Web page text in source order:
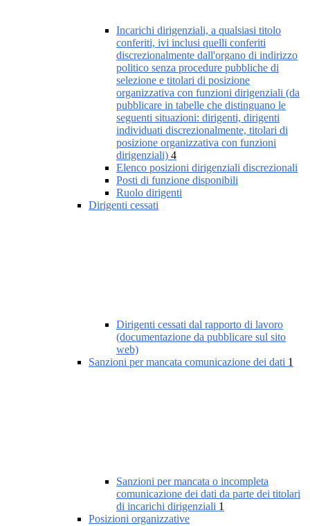
Incarichi dirigenziali, a qualsiasi titolo
conferiti, ivi inclusi quelli conferiti
discrezionalmente dall'organo di indirizzo
politico senza procedure pubbliche di
selezione e titolari di posizione
organizzativa con funzioni dirigenziali (da
pubblicare in tabelle che distinguano le
seguenti situazioni: dirigenti, dirigenti
individuati discrezionalmente, titolari di
posizione organizzativa con funzioni
dirigenziali) 4
Elenco posizioni dirigenziali discrezionali
Posti di funzione disponibili
Ruolo dirigenti
Dirigenti cessati
Dirigenti cessati dal rapporto di lavoro
(documentazione da pubblicare sul sito
web)
Sanzioni per mancata comunicazione dei dati 1
Sanzioni per mancata o incompleta
comunicazione dei dati da parte dei titolari
di incarichi dirigenziali 1
Posizioni organizzative